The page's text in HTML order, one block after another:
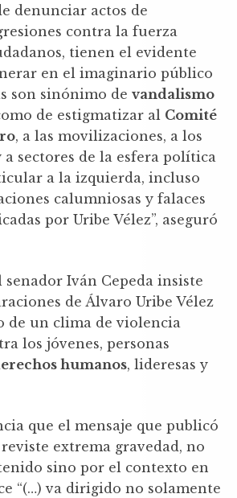
denunciar actos de
contra la fuerza
tienen el evidente
en el imaginario público
son sinónimo de vandalismo
de estigmatizar al Comité
, a las movilizaciones, a los
sectores de la esfera política
a la izquierda, incluso
calumniosas y falaces
por Uribe Vélez”, aseguró
Iván Cepeda insiste
de Álvaro Uribe Vélez
de un clima de violencia
los jóvenes, personas
humanos, lideresas y
que el mensaje que publicó
extrema gravedad, no
sino por el contexto en
“(…) va dirigido no solamente